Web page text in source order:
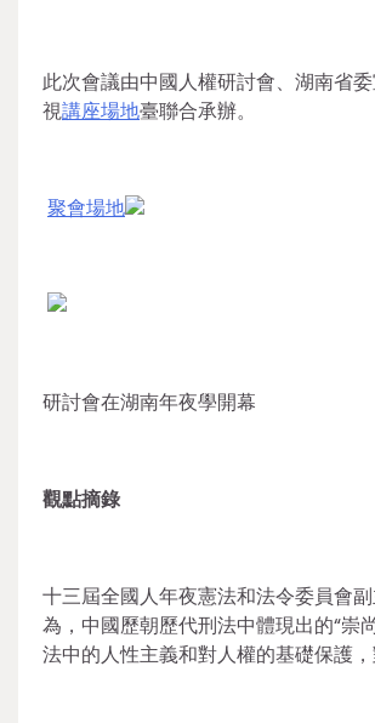
此次會議由中國人權研討會、湖南省
視講座場地臺聯合承辦。
聚會場地
研討會在湖南年夜學開幕
觀點摘錄
十三屆全國人年夜憲法和法令委員會
為，中國歷朝歷代刑法中體現出的“崇
法中的人性主義和對人權的基礎保護